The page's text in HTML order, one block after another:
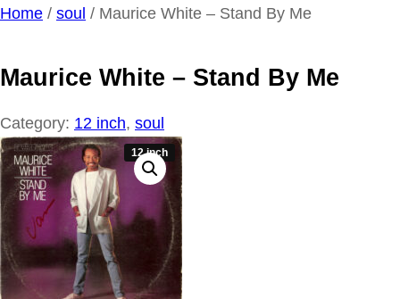
Ga
de
Home / soul / Maurice White – Stand By Me
Maurice White – Stand By Me
Category: 12 inch, soul
12 inch